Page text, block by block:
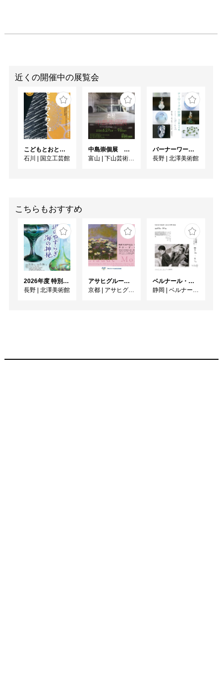
近くの開催中の展覧会
こどもとおとなの自由研究 もようわくわく²
石川
国立工芸館
中島崇個展 水跡 -traces of energy-
富山
下山芸術の森発電所美術館
バーナーワークの世界 2026
長野
北澤美術館
こちらもおすすめ
2026年度 特別展「ガレとドーム、アール･ヌーヴォーのガラス 水辺のやすらぎ、海の神秘」
長野
北澤美術館
アサヒグループ大山崎山荘美術館 開館30周年記念展「没後100年 クロード・モネ」
京都
アサヒグループ大山崎山荘美術館
ベルナール・ビュフェと写真 ーカメラがとらえたビュフェとその時代、そして21 世紀へ
静岡
ベルナール・ビュフェ美術館